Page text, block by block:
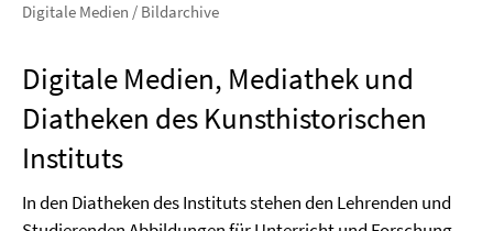
Digitale Medien / Bildarchive
Digitale Medien, Mediathek und
Diatheken des Kunsthistorischen
Instituts
In den Diatheken des Instituts stehen den Lehrenden und